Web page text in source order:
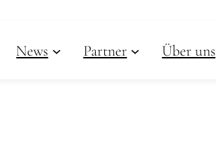
News Partner Über uns